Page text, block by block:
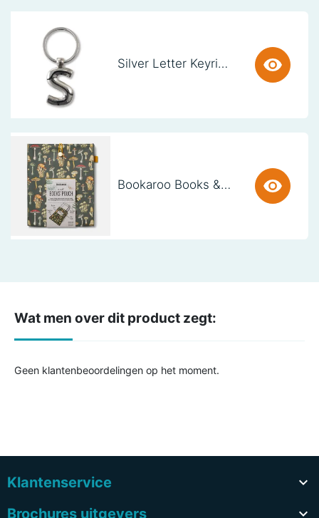
Silver Letter Keyring - S (set van 3)
Bookaroo Books & Stuff Pouch - Botanical
Wat men over dit product zegt:
Geen klantenbeoordelingen op het moment.
Klantenservice

Brochures uitgevers
